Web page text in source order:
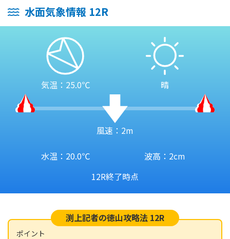
水面気象情報 12R
気温：25.0℃ 晴
風速：2m
水温：20.0℃
波高：2cm
12R終了時点
渕上記者の徳山攻略法 12R
ポイント